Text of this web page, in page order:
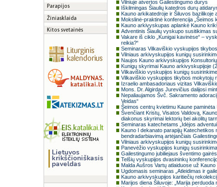
Vilniuje atvertos Gailestingumo durys
Iškilmingas Šiaulių katedros durų
Kauno arkikatedroje ir Šiluvos bazilikoje
Mokslinė-praktinė konferencija
Kauno arkivyskupas aplankė Kauno
Adventinis Šiaulių vyskupo susitikimas
Vakare iš ciklo „Kunigai kavinėse“ –
reikia?“
Seminaras Vilkaviškio vyskupijos
Vilniaus arkivyskupijos kunigų
Naujos Kauno arkivyskupijos
Kunigų skyrimai Kauno arkivyskupijoje
Vilkaviškio vyskupijos kunigų
Vilkaviškio vyskupijos tikybos mokytojų
Izraelio ambasadoriaus vizitas
Mons. Dr. Algirdas Jurevičius dalijosi
Nepaliaujamos Švč. Sakramento
Veidas“
Šeimos centrų kvietimu Kaune
Švenčiant Kristų, Visatos Valdovą,
diakonus skyrimai lektorių bei akolitų
Seminaras katechetams „Idėjos
Kauno I dekanato parapijų
bendradarbiavimą artėjančiais
Vilniaus arkivyskupijos kunigų
Panevėžio vyskupijos kunigų
Gailestingumo jubiliejaus šventimo
Telšių vyskupijos dvasininkų
Malda Aušros Vartų atlaiduose už
Ugdomasis seminaras „Atleidimas ir
Kauno arkivyskupijos karitiečių
Marijos diena Šiluvoje: „Marija perduoda